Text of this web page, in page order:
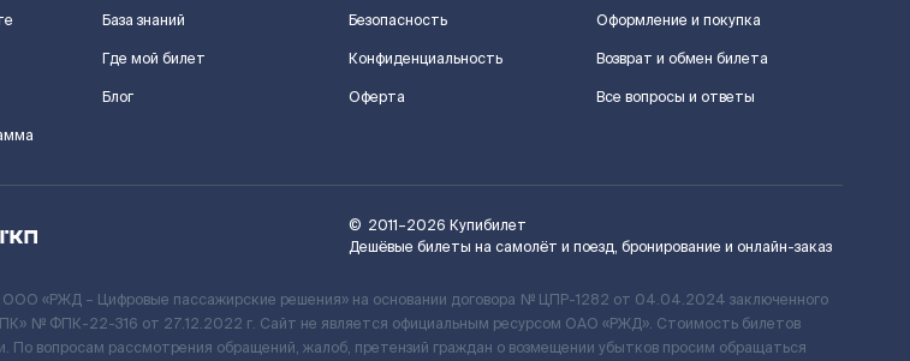
База знаний
Где мой билет
Блог
Безопасность
Конфиденциальность
Оферта
Оформление и покупка
Возврат и обмен билета
Все вопросы и ответы
© 2011–2026 Купибилет
Дешёвые билеты на самолёт и поезд, бронирование и онлайн-заказ
«РЖД – Цифровые пассажирские решения» на основании договора № ЦПР-1282 от 04.04.2024 заключенного
№ ФПК-22-316 от 27.12.2022 г. Сайт не является официальным ресурсом ОАО «РЖД». Стоимость билетов
По вопросам рассмотрения обращений, жалоб, претензий граждан о возмещении убытков просим обращаться